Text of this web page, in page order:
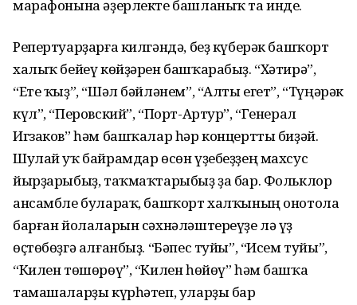
марафонына әҙерлекте башланыҡ та инде.
Репертуарҙарға килгәндә, беҙ күберәк башҡорт
халыҡ бейеү көйҙәрен башҡарабыҙ. “Хәтирә”,
“Ете ҡыҙ”, “Шәл бәйләнем”, “Алты егет”, “Түңәрәк
күл”, “Перовский”, “Порт-Артур”, “Генерал
Игзаков” һәм башҡалар һәр концертты биҙәй.
Шулай уҡ байрамдар өсөн үҙебеҙҙең махсус
йырҙарыбыҙ, таҡмаҡ­та­ры­быҙ ҙа бар. Фольклор
ансамбле булараҡ, башҡорт халҡының онотола
барған йолаларын сәхнәләш­тереүҙе лә үҙ
өҫтөбөҙгә алғанбыҙ. “Бәпес туйы”, “Исем туйы”,
“Килен төшөрөү”, “Килен һөйөү” һәм башҡа
тамашаларҙы күрһәтеп, уларҙы бар